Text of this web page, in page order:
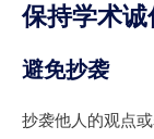
保持学术诚
避免抄袭
抄袭他人的观点